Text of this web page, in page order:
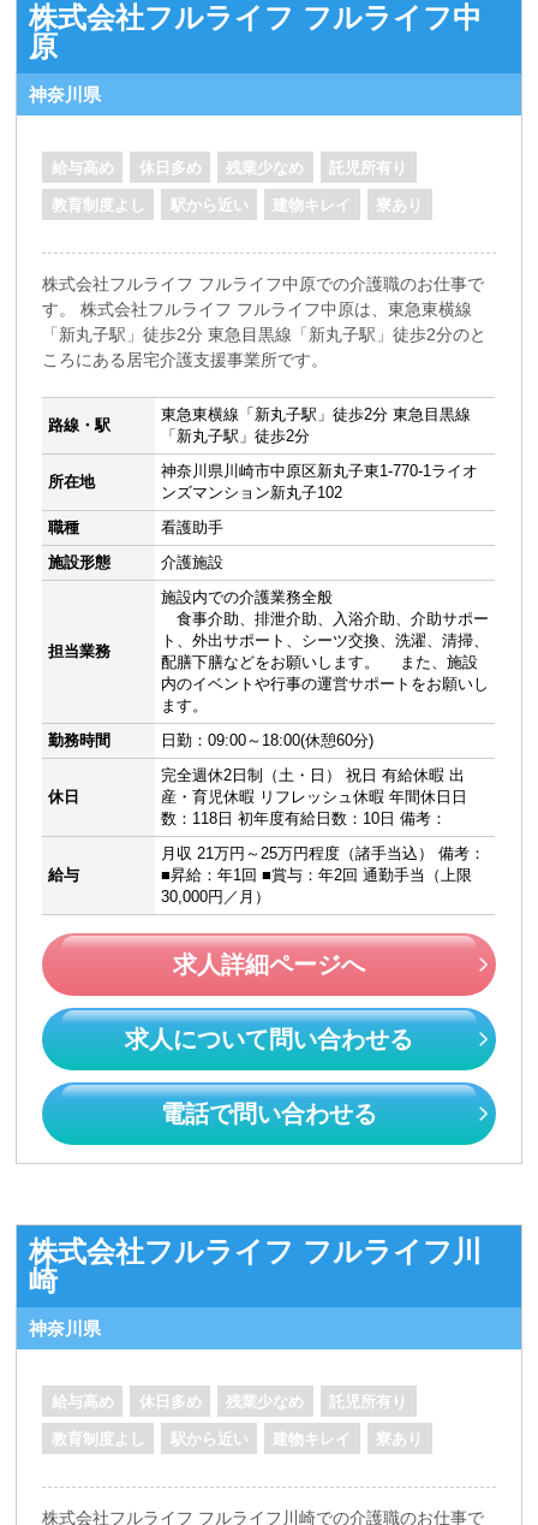
株式会社フルライフ フルライフ中
原
神奈川県
給与高め 休日多め 残業少なめ 託児所有り
教育制度よし 駅から近い 建物キレイ 寮あり
株式会社フルライフ フルライフ中原での介護職のお仕事で
す。 株式会社フルライフ フルライフ中原は、東急東横線
「新丸子駅」徒歩2分 東急目黒線「新丸子駅」徒歩2分のと
ころにある居宅介護支援事業所です。
路線・駅
東急東横線「新丸子駅」徒歩2分 東急目黒線
「新丸子駅」徒歩2分
所在地
神奈川県川崎市中原区新丸子東1-770-1ライオ
ンズマンション新丸子102
職種
看護助手
施設形態
介護施設
担当業務
施設内での介護業務全般
食事介助、排泄介助、入浴介助、介助サポー
ト、外出サポート、シーツ交換、洗濯、清掃、
配膳下膳などをお願いします。 また、施設
内のイベントや行事の運営サポートをお願いし
ます。
勤務時間
日勤：09:00～18:00(休憩60分)
休日
完全週休2日制（土・日） 祝日 有給休暇 出
産・育児休暇 リフレッシュ休暇 年間休日日
数：118日 初年度有給日数：10日 備考：
給与
月収 21万円～25万円程度（諸手当込） 備考：
■昇給：年1回 ■賞与：年2回 通勤手当（上限
30,000円／月）
求人詳細ページへ
求人について問い合わせる
電話で問い合わせる
株式会社フルライフ フルライフ川
崎
神奈川県
給与高め 休日多め 残業少なめ 託児所有り
教育制度よし 駅から近い 建物キレイ 寮あり
株式会社フルライフ フルライフ川崎での介護職のお仕事で